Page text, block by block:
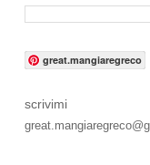
great.mangiaregreco
scrivimi